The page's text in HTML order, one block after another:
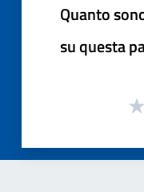
Quanto
su questa